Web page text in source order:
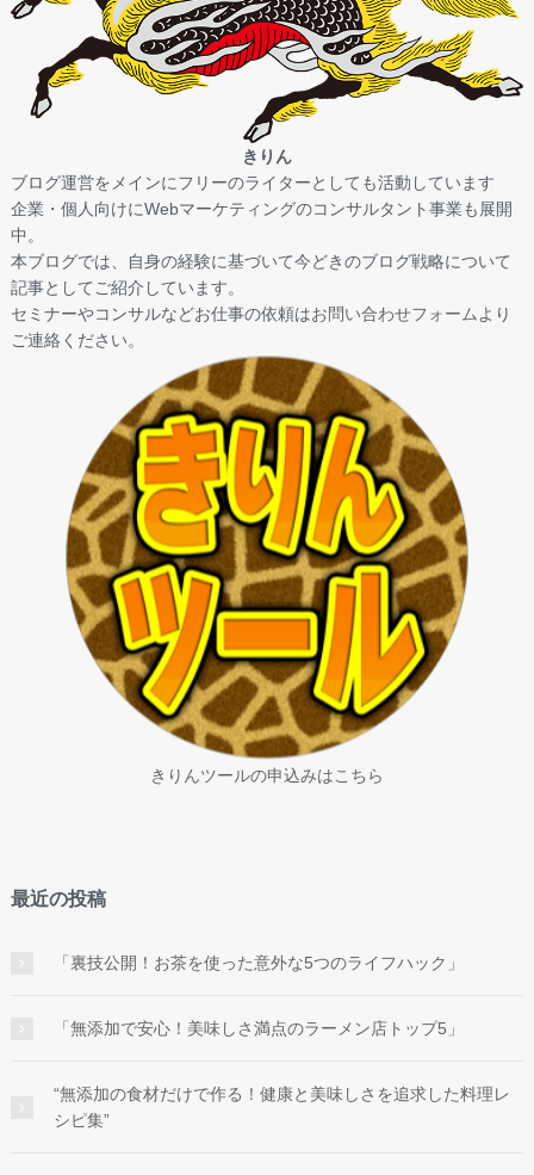
きりん
ブログ運営をメインにフリーのライターとしても活動しています
企業・個人向けにWebマーケティングのコンサルタント事業も展開
中。
本ブログでは、自身の経験に基づいて今どきのブログ戦略について
記事としてご紹介しています。
セミナーやコンサルなどお仕事の依頼はお問い合わせフォームより
ご連絡ください。
きりんツールの申込みはこちら
最近の投稿
「裏技公開！お茶を使った意外な5つのライフハック」
「無添加で安心！美味しさ満点のラーメン店トップ5」
“無添加の食材だけで作る！健康と美味しさを追求した料理レ
シピ集”